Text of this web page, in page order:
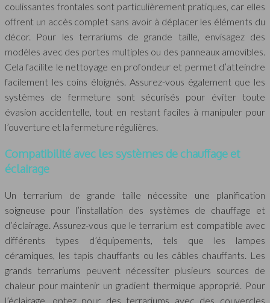
coulissantes frontales sont particulièrement pratiques, car elles
offrent un accès complet sans avoir à déplacer les éléments du
décor. Pour les terrariums de grande taille, envisagez des
modèles avec des portes multiples ou des panneaux amovibles.
Cela facilite le nettoyage en profondeur et permet d’atteindre
facilement les coins éloignés. Assurez-vous également que les
systèmes de fermeture sont sécurisés pour éviter toute
évasion accidentelle, tout en restant faciles à manipuler pour
l’ouverture et la fermeture régulières.
Compatibilité avec les systèmes de chauffage et
éclairage
Un terrarium de grande taille nécessite une planification
soigneuse pour l’installation des systèmes de chauffage et
d’éclairage. Assurez-vous que le terrarium est compatible avec
différents types d’équipements, tels que les lampes
céramiques, les tapis chauffants ou les câbles chauffants. Les
grands terrariums peuvent nécessiter plusieurs sources de
chaleur pour maintenir un gradient thermique approprié. Pour
l’éclairage, optez pour des terrariums avec des couvercles